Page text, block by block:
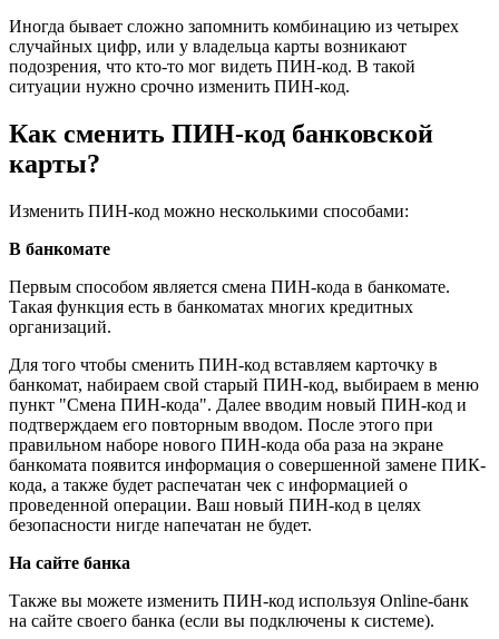
Иногда бывает сложно запомнить комбинацию из четырех
случайных цифр, или у владельца карты возникают
подозрения, что кто-то мог видеть ПИН-код. В такой
ситуации нужно срочно изменить ПИН-код.
Как сменить ПИН-код банковской
карты?
Изменить ПИН-код можно несколькими способами:
В банкомате
Первым способом является смена ПИН-кода в банкомате.
Такая функция есть в банкоматах многих кредитных
организаций.
Для того чтобы сменить ПИН-код вставляем карточку в
банкомат, набираем свой старый ПИН-код, выбираем в меню
пункт "Смена ПИН-кода". Далее вводим новый ПИН-код и
подтверждаем его повторным вводом. После этого при
правильном наборе нового ПИН-кода оба раза на экране
банкомата появится информация о совершенной замене ПИК-
кода, а также будет распечатан чек с информацией о
проведенной операции. Ваш новый ПИН-код в целях
безопасности нигде напечатан не будет.
На сайте банка
Также вы можете изменить ПИН-код используя Online-банк
на сайте своего банка (если вы подключены к системе).